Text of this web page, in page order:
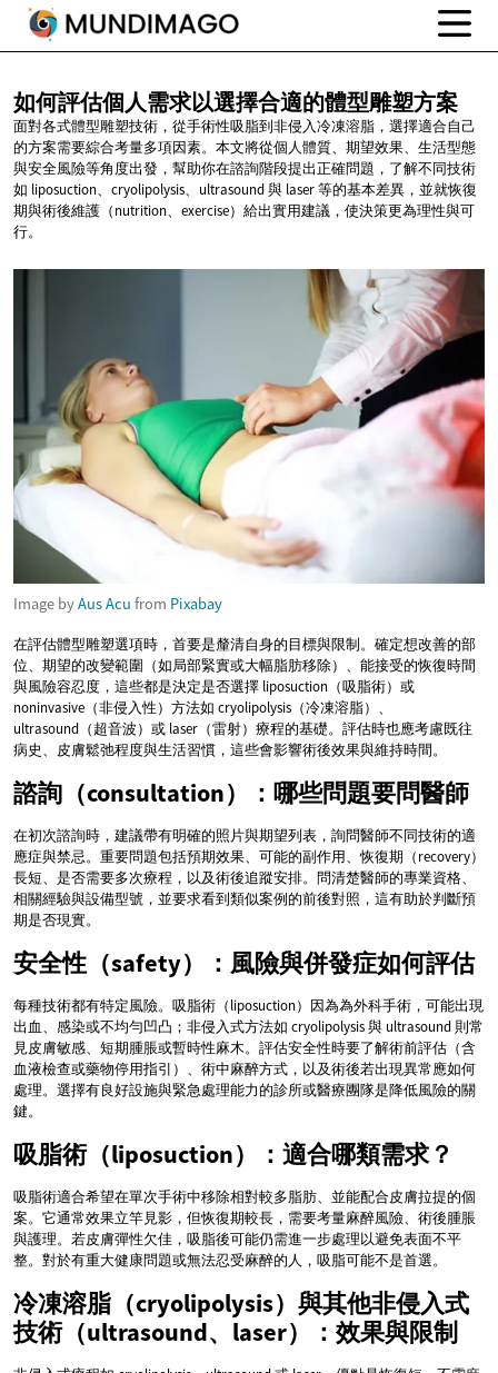
如何評估個人需求以選擇合適的體型雕塑方案
面對各式體型雕塑技術，從手術性吸脂到非侵入冷凍溶脂，選擇適合自己
的方案需要綜合考量多項因素。本文將從個人體質、期望效果、生活型態
與安全風險等角度出發，幫助你在諮詢階段提出正確問題，了解不同技術
如 liposuction、cryolipolysis、ultrasound 與 laser 等的基本差異，並就恢復
期與術後維護（nutrition、exercise）給出實用建議，使決策更為理性與可
行。
Image byAus Acu from Pixabay
在評估體型雕塑選項時，首要是釐清自身的目標與限制。確定想改善的部
位、期望的改變範圍（如局部緊實或大幅脂肪移除）、能接受的恢復時間
與風險容忍度，這些都是決定是否選擇 liposuction（吸脂術）或
noninvasive（非侵入性）方法如 cryolipolysis（冷凍溶脂）、
ultrasound（超音波）或 laser（雷射）療程的基礎。評估時也應考慮既往
病史、皮膚鬆弛程度與生活習慣，這些會影響術後效果與維持時間。
諮詢（consultation）：哪些問題要問醫師
在初次諮詢時，建議帶有明確的照片與期望列表，詢問醫師不同技術的適
應症與禁忌。重要問題包括預期效果、可能的副作用、恢復期（recovery）
長短、是否需要多次療程，以及術後追蹤安排。問清楚醫師的專業資格、
相關經驗與設備型號，並要求看到類似案例的前後對照，這有助於判斷預
期是否現實。
安全性（safety）：風險與併發症如何評估
每種技術都有特定風險。吸脂術（liposuction）因為為外科手術，可能出現
出血、感染或不均勻凹凸；非侵入式方法如 cryolipolysis 與 ultrasound 則常
見皮膚敏感、短期腫脹或暫時性麻木。評估安全性時要了解術前評估（含
血液檢查或藥物停用指引）、術中麻醉方式，以及術後若出現異常應如何
處理。選擇有良好設施與緊急處理能力的診所或醫療團隊是降低風險的關
鍵。
吸脂術（liposuction）：適合哪類需求？
吸脂術適合希望在單次手術中移除相對較多脂肪、並能配合皮膚拉提的個
案。它通常效果立竿見影，但恢復期較長，需要考量麻醉風險、術後腫脹
與護理。若皮膚彈性欠佳，吸脂後可能仍需進一步處理以避免表面不平
整。對於有重大健康問題或無法忍受麻醉的人，吸脂可能不是首選。
冷凍溶脂（cryolipolysis）與其他非侵入式
技術（ultrasound、laser）：效果與限制